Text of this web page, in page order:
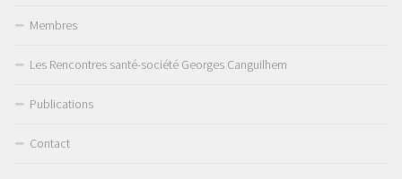
Membres
Les Rencontres santé-société Georges Canguilhem
Publications
Contact